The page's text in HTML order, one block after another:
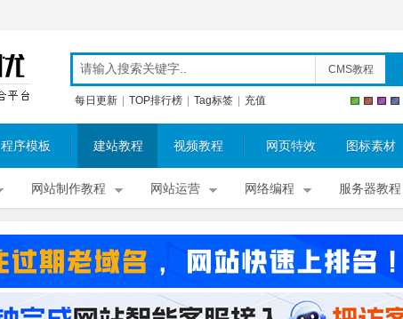
CMS教程
每日更新 TOP排行榜 Tag标签 充值
程序模板 建站教程 视频教程 网页特效 图标素材
网站制作教程 网站运营 网络编程 服务器教程